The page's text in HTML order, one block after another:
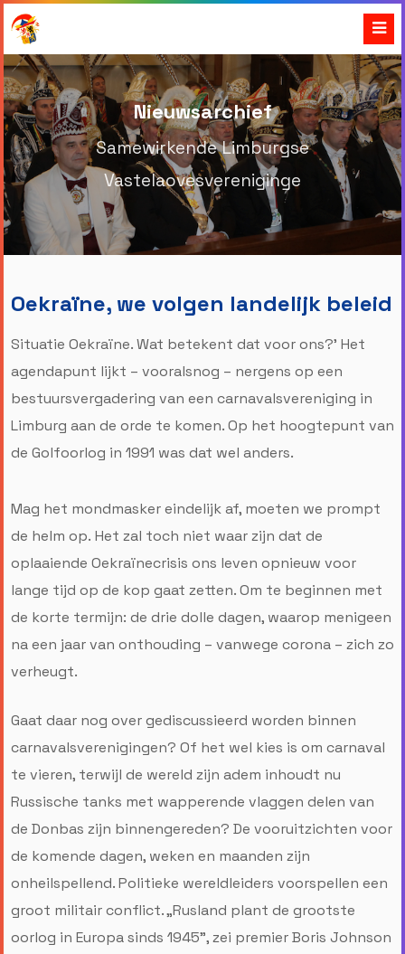
Nieuwsarchief
Samewirkende Limburgse
Vastelaovesvereniginge
Oekraïne, we volgen landelijk beleid
Situatie Oekraïne. Wat betekent dat voor ons?’ Het
agendapunt lijkt – vooralsnog – nergens op een
bestuursvergadering van een carnavalsvereniging in
Limburg aan de orde te komen. Op het hoogtepunt van
de Golfoorlog in 1991 was dat wel anders.
Mag het mondmasker eindelijk af, moeten we prompt
de helm op. Het zal toch niet waar zijn dat de
oplaaiende Oekraïnecrisis ons leven opnieuw voor
lange tijd op de kop gaat zetten. Om te beginnen met
de korte termijn: de drie dolle dagen, waarop menigeen
na een jaar van onthouding – vanwege corona – zich zo
verheugt.
Gaat daar nog over gediscussieerd worden binnen
carnavalsverenigingen? Of het wel kies is om carnaval
te vieren, terwijl de wereld zijn adem inhoudt nu
Russische tanks met wapperende vlaggen delen van
de Donbas zijn binnengereden? De vooruitzichten voor
de komende dagen, weken en maanden zijn
onheilspellend. Politieke wereldleiders voorspellen een
groot militair conflict. „Rusland plant de grootste
oorlog in Europa sinds 1945”, zei premier Boris Johnson